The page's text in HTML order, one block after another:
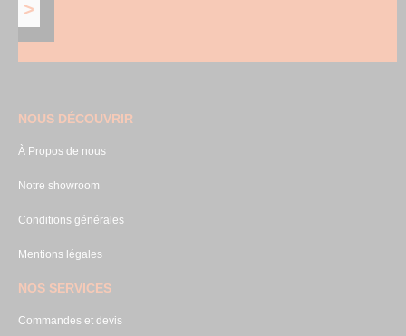
NOUS DÉCOUVRIR
À Propos de nous
Notre showroom
Conditions générales
Mentions légales
NOS SERVICES
Commandes et devis